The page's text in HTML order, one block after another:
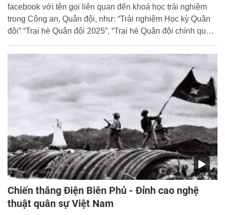
facebook với tên gọi liên quan đến khoá học trải nghiệm
trong Công an, Quân đội, như: “Trải nghiệm Học kỳ Quân
đội” “Trại hè Quân đội 2025”, “Trại hè Quân đội chính quy
2025”, “Học làm chiến sĩ Công an”, “Học kỳ Công an”; đồng
thời, viết bài quảng báo, dùng hình ảnh, video do các đơn
vị Công an, Quân đội đã từng tổ chức trước đây đăng tải
lên fanpage, nhóm facebook để tăng độ tin cậy với "con
mồi"...
Chiến thắng Điện Biên Phủ - Đỉnh cao nghệ
thuật quân sự Việt Nam